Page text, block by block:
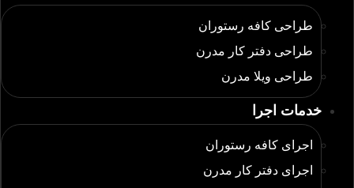
طراحی کافه رستوران
طراحی دفتر کار مدرن
طراحی ویلا مدرن
خدمات اجرا
اجرای کافه رستوران
اجرای دفتر کار مدرن